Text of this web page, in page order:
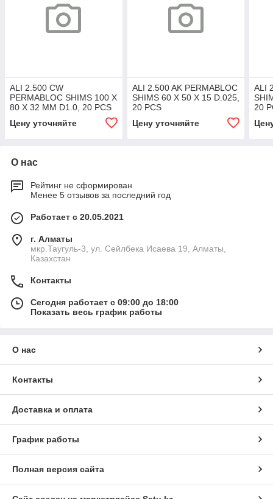
ALI 2.500 CW
PERMABLOC SHIMS 100 X
80 X 32 MM D1.0, 20 PCS
Цену уточняйте
ALI 2.500 AK PERMABLOC
SHIMS 60 X 50 X 15 D.025,
20 PCS
Цену уточняйте
ALI
20
О нас
Рейтинг не сформирован
Менее 5 отзывов за последний год
Работает с 20.05.2021
г. Алматы
мкр.Таугуль-3, ул. Сейлбека Исаева 19, Алматы,
Казахстан
Контакты
Сегодня работает с 09:00 до 18:00
Показать весь график работы
О нас
Контакты
Доставка и оплата
График работы
Полная версия сайта